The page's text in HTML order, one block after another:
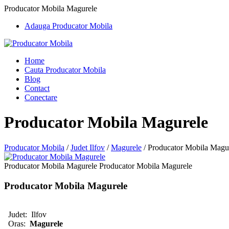
Producator Mobila Magurele
Adauga Producator Mobila
Home
Cauta Producator Mobila
Blog
Contact
Conectare
Producator Mobila Magurele
Producator Mobila /Judet Ilfov /Magurele /Producator Mobila
Producator Mobila Magurele Producator Mobila Magurele
Producator Mobila Magurele
Judet: Ilfov
Oras: Magurele